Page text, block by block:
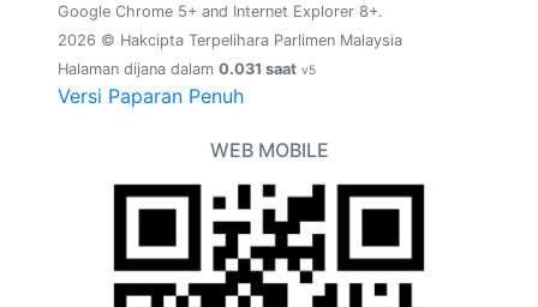
Google Chrome 5+ and Internet Explorer 8+.
2026 © Hakcipta Terpelihara Parlimen Malaysia
Halaman dijana dalam 0.031 saat v5
Versi Paparan Penuh
WEB MOBILE